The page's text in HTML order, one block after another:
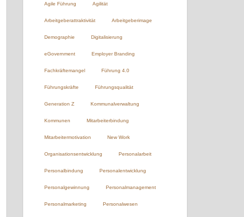
Agile Führung Agilität
Arbeitgeberattraktivität Arbeitgeberimage
Demographie Digitalisierung
eGovernment Employer Branding
Fachkräftemangel Führung 4.0
Führungskräfte Führungsqualität
Generation Z Kommunalverwaltung
Kommunen Mitarbeiterbindung
Mitarbeitermotivation New Work
Organisationsentwicklung Personalarbeit
Personalbindung Personalentwicklung
Personalgewinnung Personalmanagement
Personalmarketing Personalwesen